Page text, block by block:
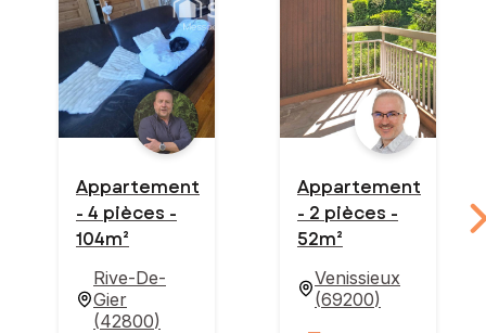
Appartement
- 4 pièces -
104m²
Rive-De-
Gier
(42800)
Appartement
- 2 pièces -
52m²
Venissieux
(69200)